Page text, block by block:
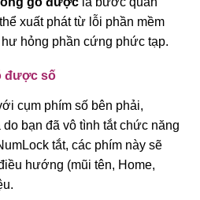
xuất phát từ lỗi phần mềm
hỏng phần cứng phức tạp.
được số
cụm phím số bên phải,
bạn đã vô tình tắt chức năng
tắt, các phím này sẽ
hướng (mũi tên, Home,